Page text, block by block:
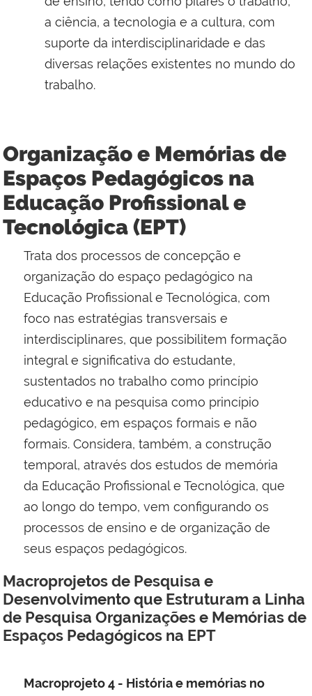
a ciência, a tecnologia e a cultura, com
suporte da interdisciplinaridade e das
diversas relações existentes no mundo do
trabalho.
Organização e Memórias de
Espaços Pedagógicos na
Educação Profissional e
Tecnológica (EPT)
Trata dos processos de concepção e
organização do espaço pedagógico na
Educação Profissional e Tecnológica, com
foco nas estratégias transversais e
interdisciplinares, que possibilitem formação
integral e significativa do estudante,
sustentados no trabalho como princípio
educativo e na pesquisa como princípio
pedagógico, em espaços formais e não
formais. Considera, também, a construção
temporal, através dos estudos de memória
da Educação Profissional e Tecnológica, que
ao longo do tempo, vem configurando os
processos de ensino e de organização de
seus espaços pedagógicos.
Macroprojetos de Pesquisa e
Desenvolvimento que Estruturam a Linha
de Pesquisa Organizações e Memórias de
Espaços Pedagógicos na EPT
Macroprojeto 4 - História e memórias no